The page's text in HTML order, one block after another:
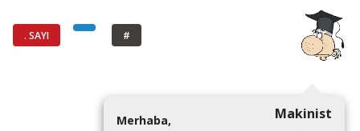
. SAYI #
Makinist
Merhaba,